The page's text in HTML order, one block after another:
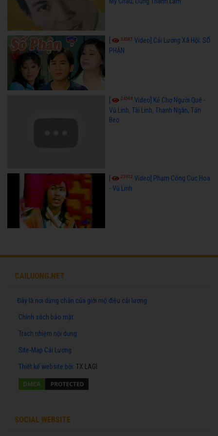
34587 Video] Cải Lương Xã Hội: SỐ
PHẬN
24594 Video] Kẻ Chợ Người Quê -
Vũ Linh, Tài Linh, Thanh Ngân, Tấn
Beo
23612 Video] Phạm Công Cúc Hoa
- Vũ Linh
CAILUONG.NET
Đây là nơi dừng chân của giới mộ điệu cải lương
Chính sách bảo mật
Trách nhiệm nội dung
Site-Map Cải Lương
Thiết kế website bởi: TX LAGI
SOCIAL WEBSITE